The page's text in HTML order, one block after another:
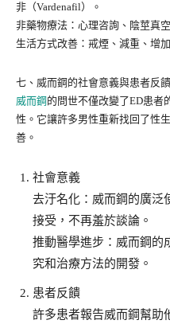
非（Vardenafil）。
非藥物療法：心理咨詢、陰莖真
生活方式改善：戒煙、減重、增
七、威而鋼的社會意義與患者反饋
威而鋼的問世不僅改變了ED患者
性。它讓許多男性重新找回了性
善。
社會意義
去汙名化：威而鋼的廣泛
接受，不再羞於談論。
推動醫學進步：威而鋼的
究和治療方法的開發。
患者反饋
許多患者報告威而鋼幫助